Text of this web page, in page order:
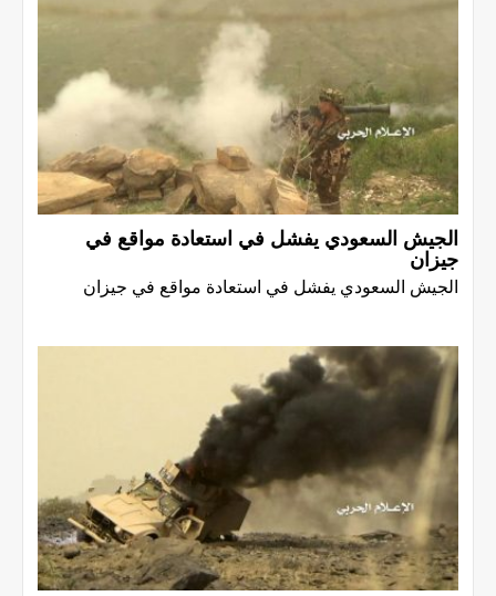
الجيش السعودي يفشل في استعادة مواقع في
جيزان
الجيش السعودي يفشل في استعادة مواقع في جيزان